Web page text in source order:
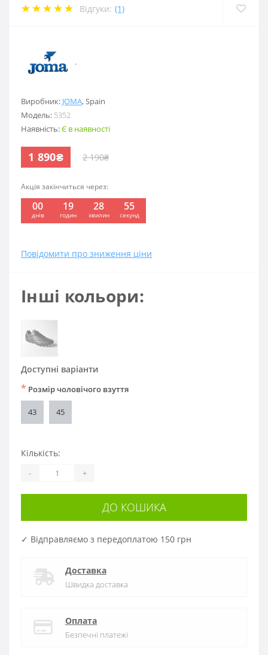
Відгуки: (1)
Виробник: JOMA,Spain
Модель: 5352
Наявність:Є в наявності
1 890₴ 2 190₴
Акція закінчиться через:
00
днів
19
годин
28
хвилин
54
секунд
Повідомити про зниження ціни
.
Інші кольори:
Доступні варіанти
* Розмір чоловічого взуття
43 45
Кількість:
- +
ДО КОШИКА
✓ Відправляємо з передоплатою 150 грн
Доставка
Швидка доставка
Оплата
Безпечні платежі